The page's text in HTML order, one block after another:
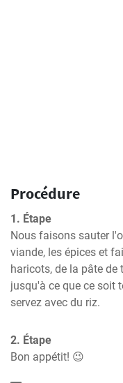
Procédure
1. Étape
Nous faisons sauter
viande, les épices et
haricots, de la pâte
jusqu'à ce que ce soit
servez avec du riz.
2. Étape
Bon appétit! 😉